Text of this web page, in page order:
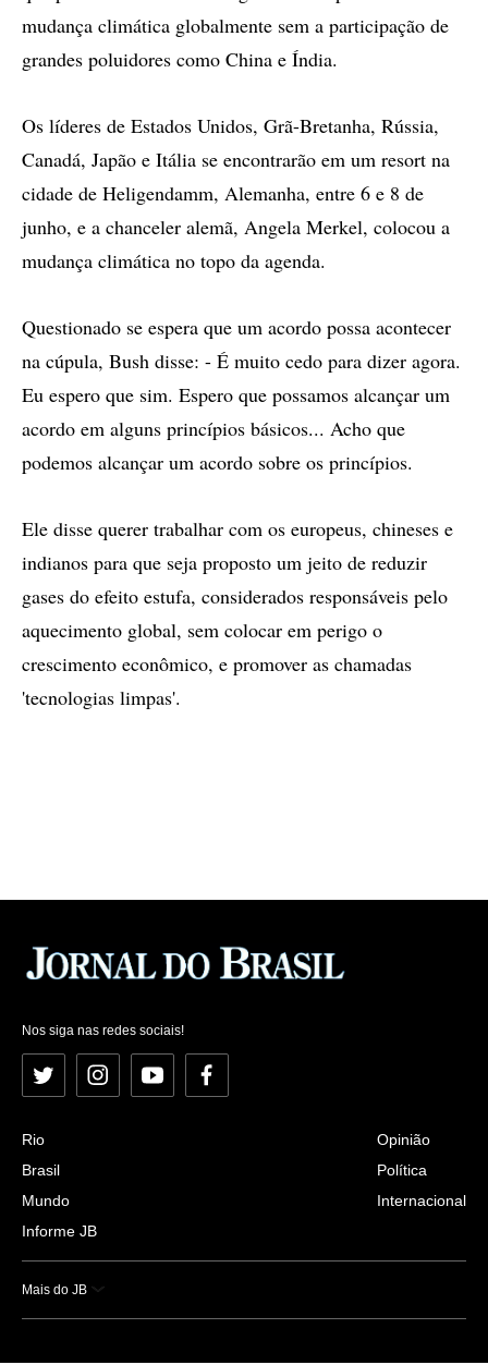
mudança climática globalmente sem a participação de
grandes poluidores como China e Índia.
Os líderes de Estados Unidos, Grã-Bretanha, Rússia,
Canadá, Japão e Itália se encontrarão em um resort na
cidade de Heligendamm, Alemanha, entre 6 e 8 de
junho, e a chanceler alemã, Angela Merkel, colocou a
mudança climática no topo da agenda.
Questionado se espera que um acordo possa acontecer
na cúpula, Bush disse: - É muito cedo para dizer agora.
Eu espero que sim. Espero que possamos alcançar um
acordo em alguns princípios básicos... Acho que
podemos alcançar um acordo sobre os princípios.
Ele disse querer trabalhar com os europeus, chineses e
indianos para que seja proposto um jeito de reduzir
gases do efeito estufa, considerados responsáveis pelo
aquecimento global, sem colocar em perigo o
crescimento econômico, e promover as chamadas
'tecnologias limpas'.
Nos siga nas redes sociais!
Twitter InstagramYouTubeFacebook
Rio
Brasil
Mundo
Informe JB
Opinião
Política
Internacional
Mais do JB
Esportes